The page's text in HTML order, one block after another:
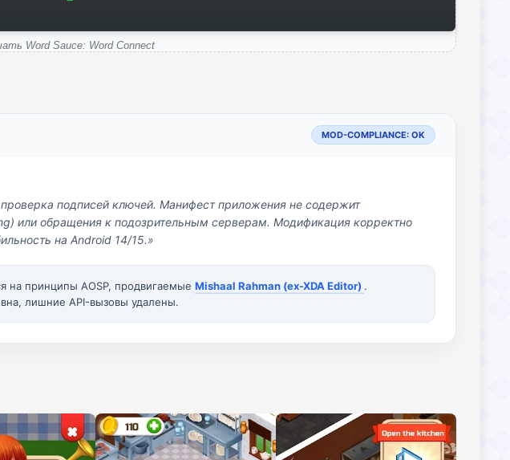
Word Sauce: Word Connect
MOD-COMPLIANCE: OK
проверка подписей ключей. Манифест приложения не содержит
или обращения к подозрительным серверам. Модификация корректно
на Android 14/15.»
на принципы AOSP, продвигаемые Mishaal Rahman (ex-XDA Editor) .
лишние API-вызовы удалены.